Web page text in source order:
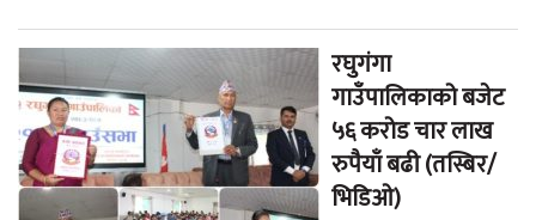
रघुगंगा
गाउँपालिकाको बजेट
५६ करोड चार लाख
रुपैयाँ बढी (तस्बिर/
भिडिओ)